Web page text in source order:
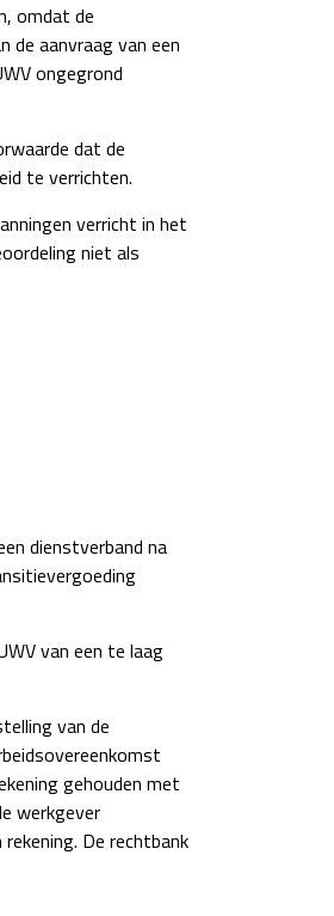
omdat de
de aanvraag van een
ongegrond
dat de
te verrichten.
verricht in het
niet als
dienstverband na
van een te laag
van de
gehouden met
werkgever
De rechtbank